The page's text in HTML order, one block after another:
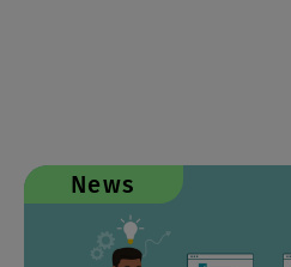
News